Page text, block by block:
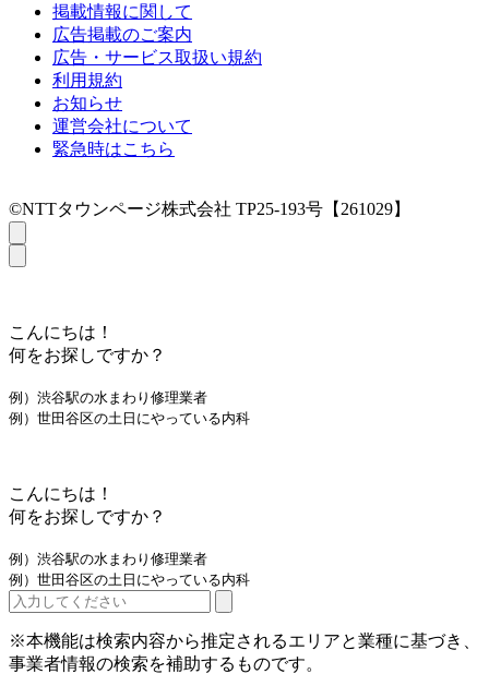
掲載情報に関して
広告掲載のご案内
広告・サービス取扱い規約
利用規約
お知らせ
運営会社について
緊急時はこちら
©NTTタウンページ株式会社 TP25-193号【261029】
こんにちは！
何をお探しですか？
例）渋谷駅の水まわり修理業者
例）世田谷区の土日にやっている内科
こんにちは！
何をお探しですか？
例）渋谷駅の水まわり修理業者
例）世田谷区の土日にやっている内科
※本機能は検索内容から推定されるエリアと業種に基づき、
事業者情報の検索を補助するものです。